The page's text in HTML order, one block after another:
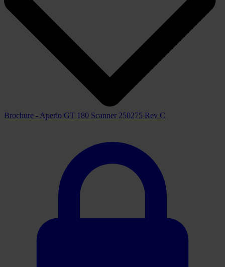
Brochure - Aperio GT 180 Scanner 250275 Rev C